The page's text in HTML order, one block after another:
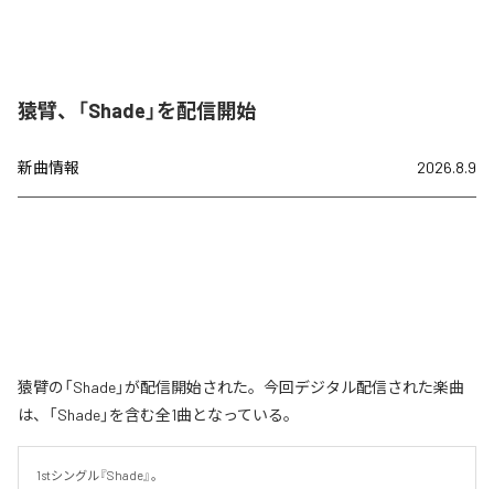
猿臂、「Shade」を配信開始
新曲情報 2026.8.9
猿臂の「Shade」が配信開始された。今回デジタル配信された楽曲
は、「Shade」を含む全1曲となっている。
1stシングル『Shade』。